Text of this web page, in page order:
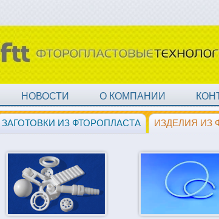
НОВОСТИ О КОМПАНИИ
ЗАГОТОВКИ ИЗ ФТОРОПЛАСТА ИЗДЕЛИЯ ИЗ